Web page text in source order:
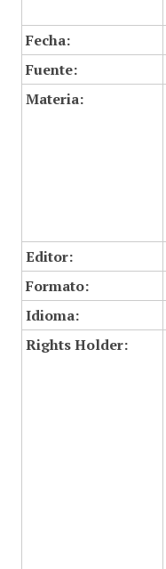
Fecha:
Fuente:
Materia:
Editor:
Formato:
Idioma:
Rights Holder: